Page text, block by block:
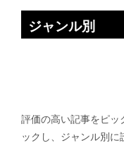
ジャンル別
評価の高い記事をピッ
ックし、ジャンル別に